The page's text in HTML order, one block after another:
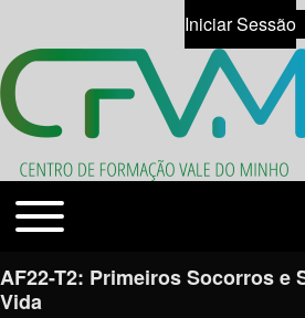
Close search
Search
User
Iniciar Sessão
Open
Temas
Toggle main menu
AF22-T2: Primeiros Socorros e
Vida